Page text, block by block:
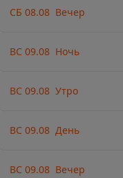
СБ 08.08 Вечер
ВС 09.08 Ночь
ВС 09.08 Утро
ВС 09.08 День
ВС 09.08 Вечер